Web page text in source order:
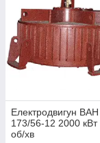
Електродвигун ВАН
173/56-12 2000 кВт
об/хв